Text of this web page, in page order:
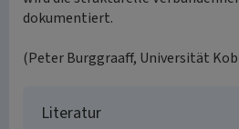
dokumentiert.
(Peter Burggraaff, Universität
Literatur